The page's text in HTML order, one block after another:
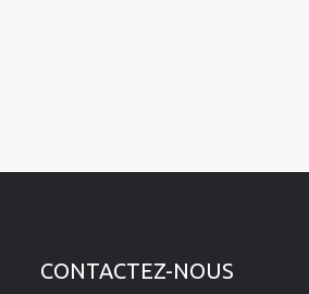
CONTACTEZ-NOUS